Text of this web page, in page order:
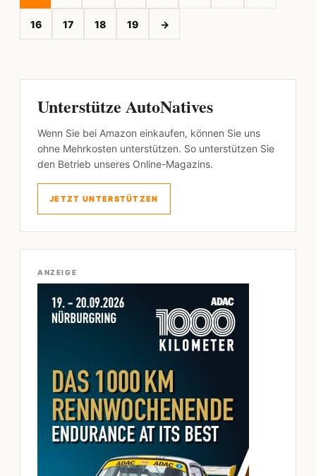
16 17 18 19 →
Unterstütze AutoNatives
Wenn Sie bei Amazon einkaufen, können Sie uns
ohne Mehrkosten unterstützen. So unterstützen Sie
den Betrieb unseres Online-Magazins.
JETZT UNTERSTÜTZEN
ANZEIGE